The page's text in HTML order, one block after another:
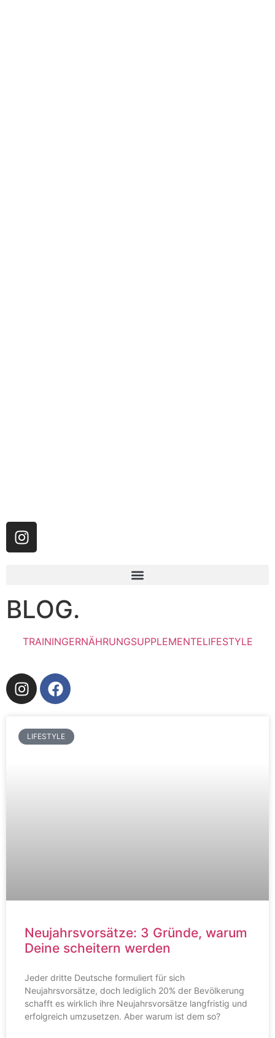
BLOG.
TRAININGERNÄHRUNGSUPPLEMENTELIFESTYLE
LIFESTYLE
Neujahrsvorsätze: 3 Gründe, warum
Deine scheitern werden
Jeder dritte Deutsche formuliert für sich
Neujahrsvorsätze, doch lediglich 20% der Bevölkerung
schafft es wirklich ihre Neujahrsvorsätze langfristig und
erfolgreich umzusetzen. Aber warum ist dem so?